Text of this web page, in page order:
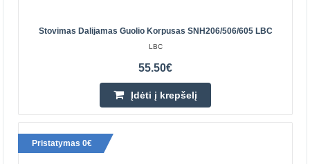
Prekių Pristatymas 4-7 D.d.
Įdėti į krepšelį
Pridėti prie pageidavimų sąrašo
Stovimas Dalijamas Guolio Korpusas SNH206/506/605 LBC
LBC
55.50€
Įdėti į krepšelį
Pristatymas 0€